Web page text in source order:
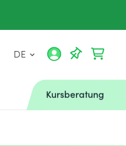
DE
Kursberatung